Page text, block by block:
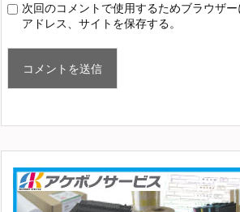
次回のコメントで使用するためブラウザ
アドレス、サイトを保存する。